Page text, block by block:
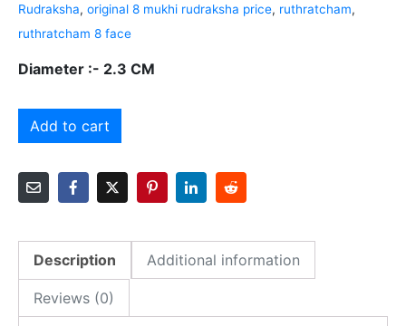
Rudraksha, original 8 mukhi rudraksha price, ruthratcham,
ruthratcham 8 face
Diameter :- 2.3 CM
Add to cart
Description Additional information
Reviews (0)